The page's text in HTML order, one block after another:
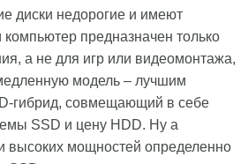
диски недорогие и имеют
предназначен только
а не для игр или видеомонтажа,
модель – лучшим
гибрид, совмещающий в себе
SSD и цену HDD. Ну а
высоких мощностей определенно